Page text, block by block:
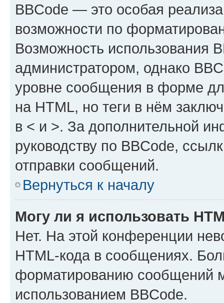
BBCode — это особая
возможности по
Возможность использования
администратором, однако
уровне сообщения в форме
на HTML, но теги в нём
в < и >. За дополнительной
руководству по BBCode,
отправки сообщений.
Вернуться к началу
Могу ли я использовать
Нет. На этой конференции
HTML-кода в сообщениях.
форматированию сообщений
использованием BBCode.